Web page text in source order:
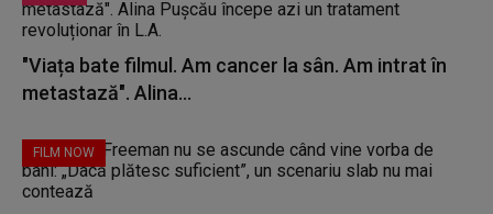
"Viața bate filmul. Am cancer la sân. Am intrat în
metastază". Alina...
FILM NOW